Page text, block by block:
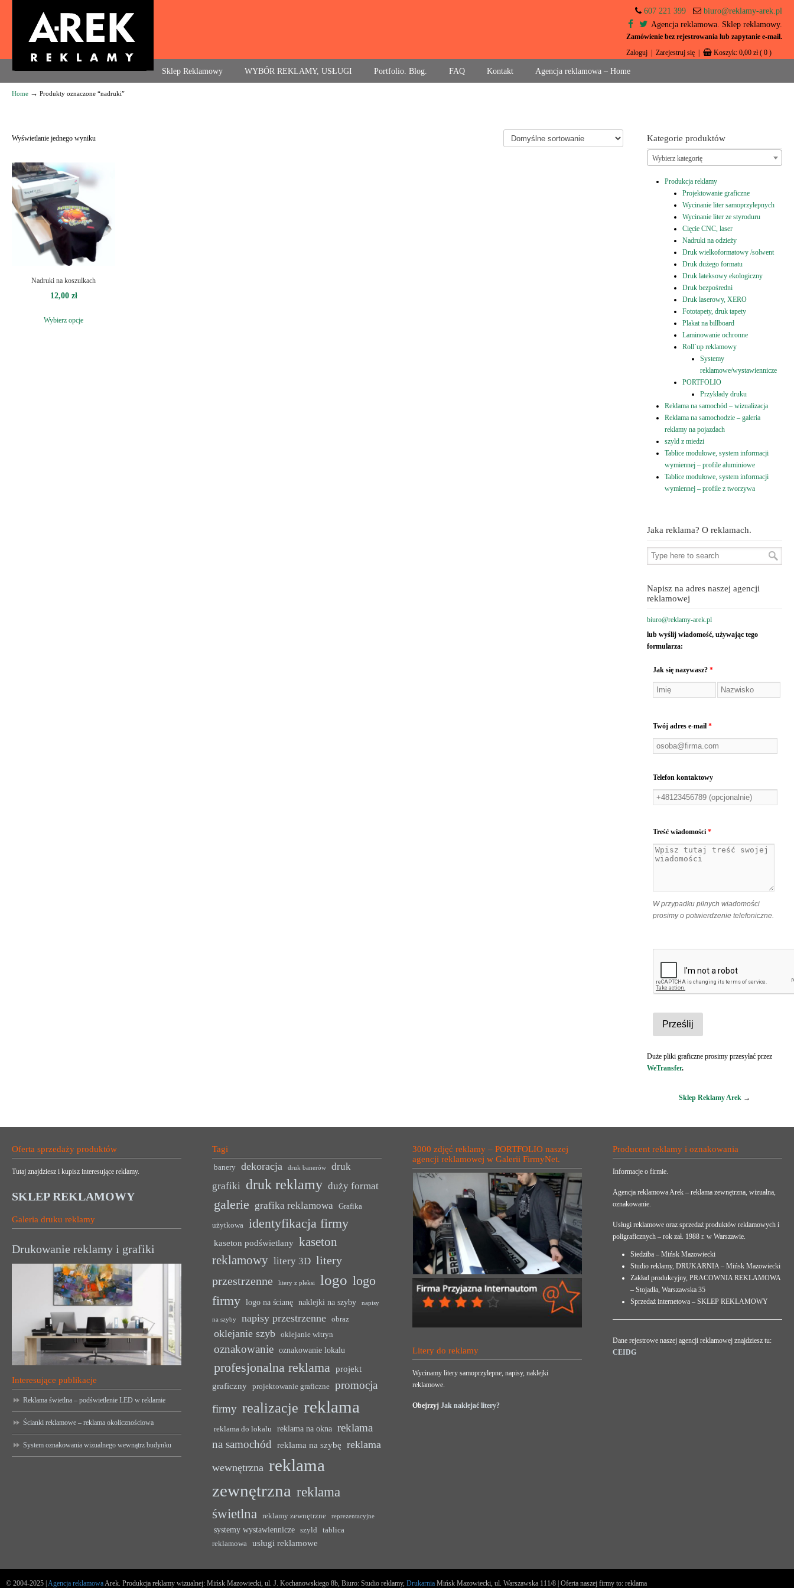
Agencja reklamowa. Reklama – usługi, druk
607 221 399
biuro@reklamy-arek.pl
Agencja reklamowa. Sklep reklamowy.
Zamówienie bez rejestrowania lub zapytanie e-mail.
Zaloguj Zarejestruj się Koszyk: 0,00 zł ( 0 )
Sklep Reklamowy WYBÓR REKLAMY, USŁUGI Portfolio. Blog. FAQ Kontakt Agencja reklamowa – Home
Navigation
Home → Produkty oznaczone “nadruki”
Wyświetlanie jednego wyniku
Nadruki na koszulkach
12,00 zł
Wybierz opcje
Kategorie produktów
Wybierz kategorię
Produkcja reklamy
Projektowanie graficzne
Wycinanie liter samoprzylepnych
Wycinanie liter ze styroduru
Cięcie CNC, laser
Nadruki na odzieży
Druk wielkoformatowy /solwent
Druk dużego formatu
Druk lateksowy ekologiczny
Druk bezpośredni
Druk laserowy, XERO
Fototapety, druk tapety
Plakat na billboard
Laminowanie ochronne
Roll`up reklamowy
Systemy
reklamowe/wystawiennicze
PORTFOLIO
Przykłady druku
Reklama na samochód – wizualizacja
Reklama na samochodzie – galeria
reklamy na pojazdach
szyld z miedzi
Tablice modułowe, system informacji
wymiennej – profile aluminiowe
Tablice modułowe, system informacji
wymiennej – profile z tworzywa
Jaka reklama? O reklamach.
Napisz na adres naszej agencji
reklamowej
biuro@reklamy-arek.pl
lub wyślij wiadomość, używając tego
formularza:
Jak się nazywasz?*
Twój adres e-mail*
Telefon kontaktowy
Treść wiadomości*
W przypadku pilnych wiadomości
prosimy o potwierdzenie telefoniczne.
Duże pliki graficzne prosimy przesyłać przez
WeTransfer.
Sklep Reklamy Arek →
Oferta sprzedaży produktów
Tutaj znajdziesz i kupisz interesujące reklamy.
SKLEP REKLAMOWY
Galeria druku reklamy
Drukowanie reklamy i grafiki
Interesujące publikacje
Reklama świetlna – podświetlenie LED w reklamie
Ścianki reklamowe – reklama okolicznościowa
System oznakowania wizualnego wewnątrz budynku
Tagi
banery dekoracja druk banerów
druk
grafiki druk reklamy duży format
galerie grafika reklamowa Grafika
użytkowa identyfikacja firmy
kaseton podświetlany kaseton
reklamowy litery 3D litery
przestrzenne
litery z pleksi logo logo
firmy
logo na ścianę naklejki na szyby napisy
na szyby napisy przestrzenne obraz
oklejanie szyb oklejanie witryn
oznakowanie oznakowanie lokalu
profesjonalna reklama projekt
graficzny
projektowanie graficzne
promocja
firmy realizacje reklama
reklama do lokalu reklama na okna
reklama
na samochód reklama na szybę reklama
wewnętrzna reklama
zewnętrzna reklama
świetlna
reklamy zewnętrzne reprezentacyjne
systemy wystawiennicze szyld
tablica
reklamowa
usługi reklamowe
3000 zdjęć reklamy – PORTFOLIO naszej
agencji reklamowej w Galerii FirmyNet.
Litery do reklamy
Wycinamy litery samoprzylepne, napisy, naklejki
reklamowe.
ObejrzyjJak naklejać litery?
Producent reklamy i oznakowania
Informacje o firmie.
Agencja reklamowa Arek – reklama zewnętrzna, wizualna,
oznakowanie.
Usługi reklamowe oraz sprzedaż produktów reklamowych i
poligraficznych – rok zał. 1988 r. w Warszawie.
Siedziba – Mińsk Mazowiecki
Studio reklamy, DRUKARNIA – Mińsk Mazowiecki
Zakład produkcyjny, PRACOWNIA REKLAMOWA
– Stojadła, Warszawska 35
Sprzedaż internetowa – SKLEP REKLAMOWY
Dane rejestrowe naszej agencji reklamowej znajdziesz tu:
CEIDG
© 2004-2025 | Agencja reklamowaArek. Produkcja reklamy wizualnej: Mińsk Mazowiecki, ul. J. Kochanowskiego 8b, Biuro: Studio reklamy, Drukarnia Mińsk Mazowiecki, ul. Warszawska 111/8 | Oferta naszej firmy to: reklama